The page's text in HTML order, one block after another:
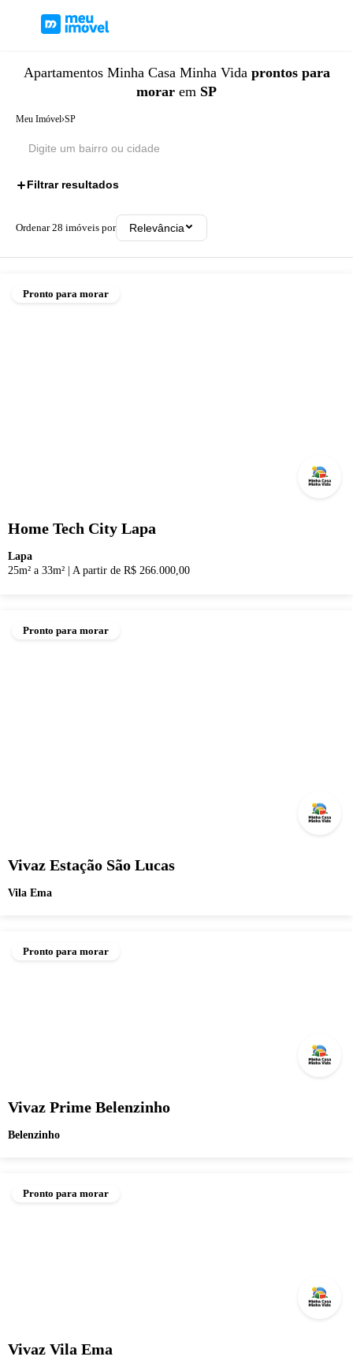
Apartamentos Minha Casa Minha Vida prontos para
morar em SP
Meu Imóvel›SP
Filtrar resultados
Ordenar28 imóveis por Relevância
Pronto para morar
Home Tech City Lapa
Lapa
25m² a 33m²
A partir de R$ 266.000,00
Pronto para morar
Vivaz Estação São Lucas
Vila Ema
Pronto para morar
Vivaz Prime Belenzinho
Belenzinho
Pronto para morar
Vivaz Vila Ema